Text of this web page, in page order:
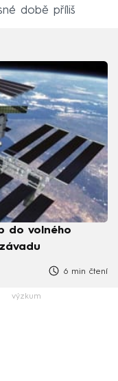
době příliš
do volného
6 min čtení
výzkum